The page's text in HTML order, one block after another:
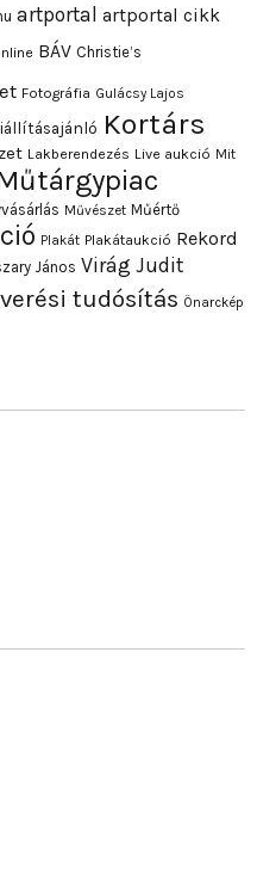
artportal artportal cikk
BÁV Christie’s
Fotográfia Gulácsy Lajos
Kortárs
Lakberendezés Live aukció Mit
Művészet Műértő
Plakát Plakátaukció Rekord
János Virág Judit
tudósítás Önarckép